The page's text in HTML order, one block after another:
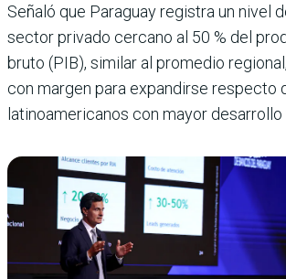
Señaló que Paraguay registra un nivel
sector privado cercano al 50 % del
bruto (PIB), similar al promedio
con margen para expandirse respecto
latinoamericanos con mayor desarrollo